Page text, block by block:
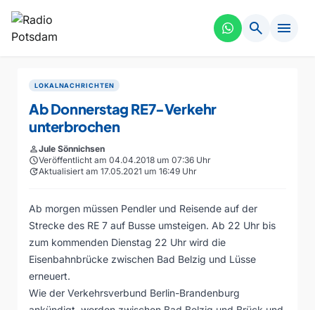
search menu
LOKALNACHRICHTEN
Ab Donnerstag RE7-Verkehr
unterbrochen
personJule Sönnichsen
scheduleVeröffentlicht am 04.04.2018 um 07:36 Uhr
updateAktualisiert am 17.05.2021 um 16:49 Uhr
Ab morgen müssen Pendler und Reisende auf der
Strecke des RE 7 auf Busse umsteigen. Ab 22 Uhr bis
zum kommenden Dienstag 22 Uhr wird die
Eisenbahnbrücke zwischen Bad Belzig und Lüsse
erneuert.
Wie der Verkehrsverbund Berlin-Brandenburg